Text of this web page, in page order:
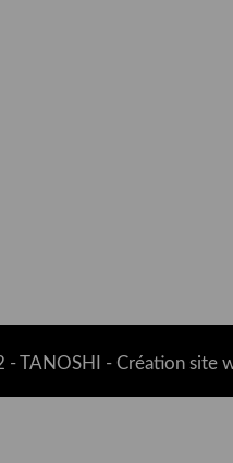
-TANOSHI - Création site